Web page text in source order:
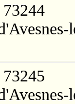
73244
73245